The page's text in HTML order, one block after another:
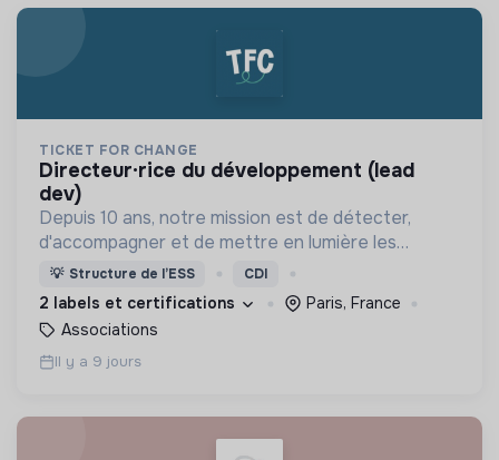
TICKET FOR CHANGE
directeur·rice du développement (lead
dev)
Depuis 10 ans, notre mission est de détecter,
d'accompagner et de mettre en lumière les
pionniers du monde de demain !
💡 Structure de l’ESS CDI
2 labels et certifications
Paris, France
Associations
Il y a 9 jours